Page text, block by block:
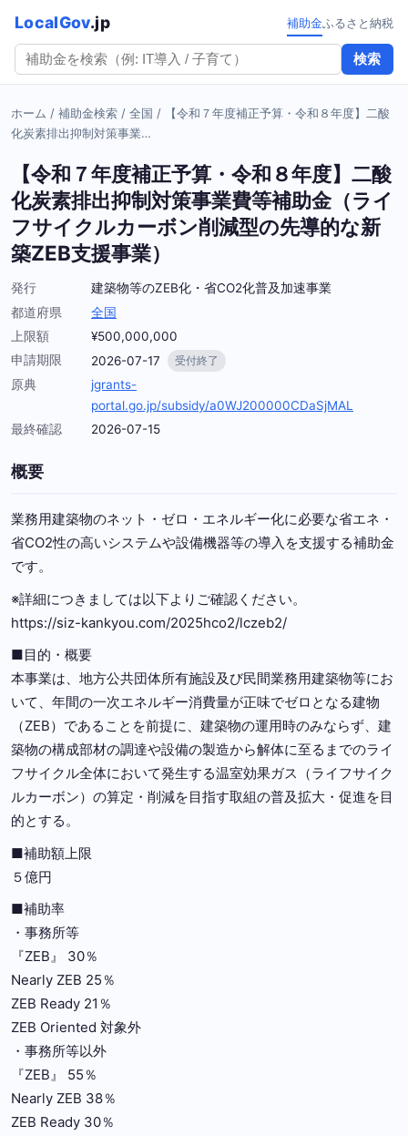
LocalGov.jp
検索
補助金ふるさと納税
ホーム / 補助金検索 / 全国 /
【令和７年度補正予算・令和８年度】二酸
化炭素排出抑制対策事業…
【令和７年度補正予算・令和８年度】二酸
化炭素排出抑制対策事業費等補助金（ライ
フサイクルカーボン削減型の先導的な新
築ZEB支援事業）
発行
建築物等のZEB化・省CO2化普及加速事業
都道府県
全国
上限額
¥500,000,000
申請期限
2026-07-17 受付終了
原典
jgrants-
portal.go.jp/subsidy/a0WJ200000CDaSjMAL
最終確認
2026-07-15
概要
業務用建築物のネット・ゼロ・エネルギー化に必要な省エネ・
省CO2性の高いシステムや設備機器等の導入を支援する補助金
です。
※詳細につきましては以下よりご確認ください。
https://siz-kankyou.com/2025hco2/lczeb2/
■目的・概要
本事業は、地方公共団体所有施設及び民間業務用建築物等にお
いて、年間の一次エネルギー消費量が正味でゼロとなる建物
（ZEB）であることを前提に、建築物の運用時のみならず、建
築物の構成部材の調達や設備の製造から解体に至るまでのライ
フサイクル全体において発生する温室効果ガス（ライフサイク
ルカーボン）の算定・削減を目指す取組の普及拡大・促進を目
的とする。
■補助額上限
５億円
■補助率
・事務所等
『ZEB』 30％
Nearly ZEB 25％
ZEB Ready 21％
ZEB Oriented 対象外
・事務所等以外
『ZEB』 55％
Nearly ZEB 38％
ZEB Ready 30％